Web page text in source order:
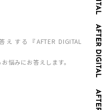
する『AFTER DIGITAL
悩みにお答えします。